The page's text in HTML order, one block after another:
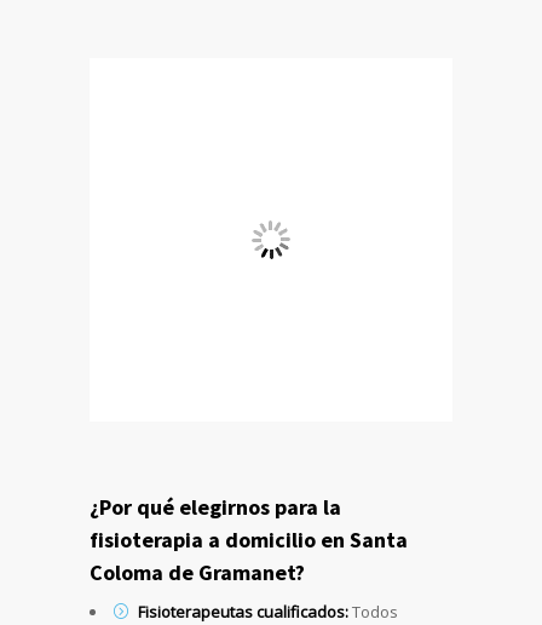
¿Por qué elegirnos para la
fisioterapia a domicilio en Santa
Coloma de Gramanet?
Fisioterapeutas cualificados:Todos